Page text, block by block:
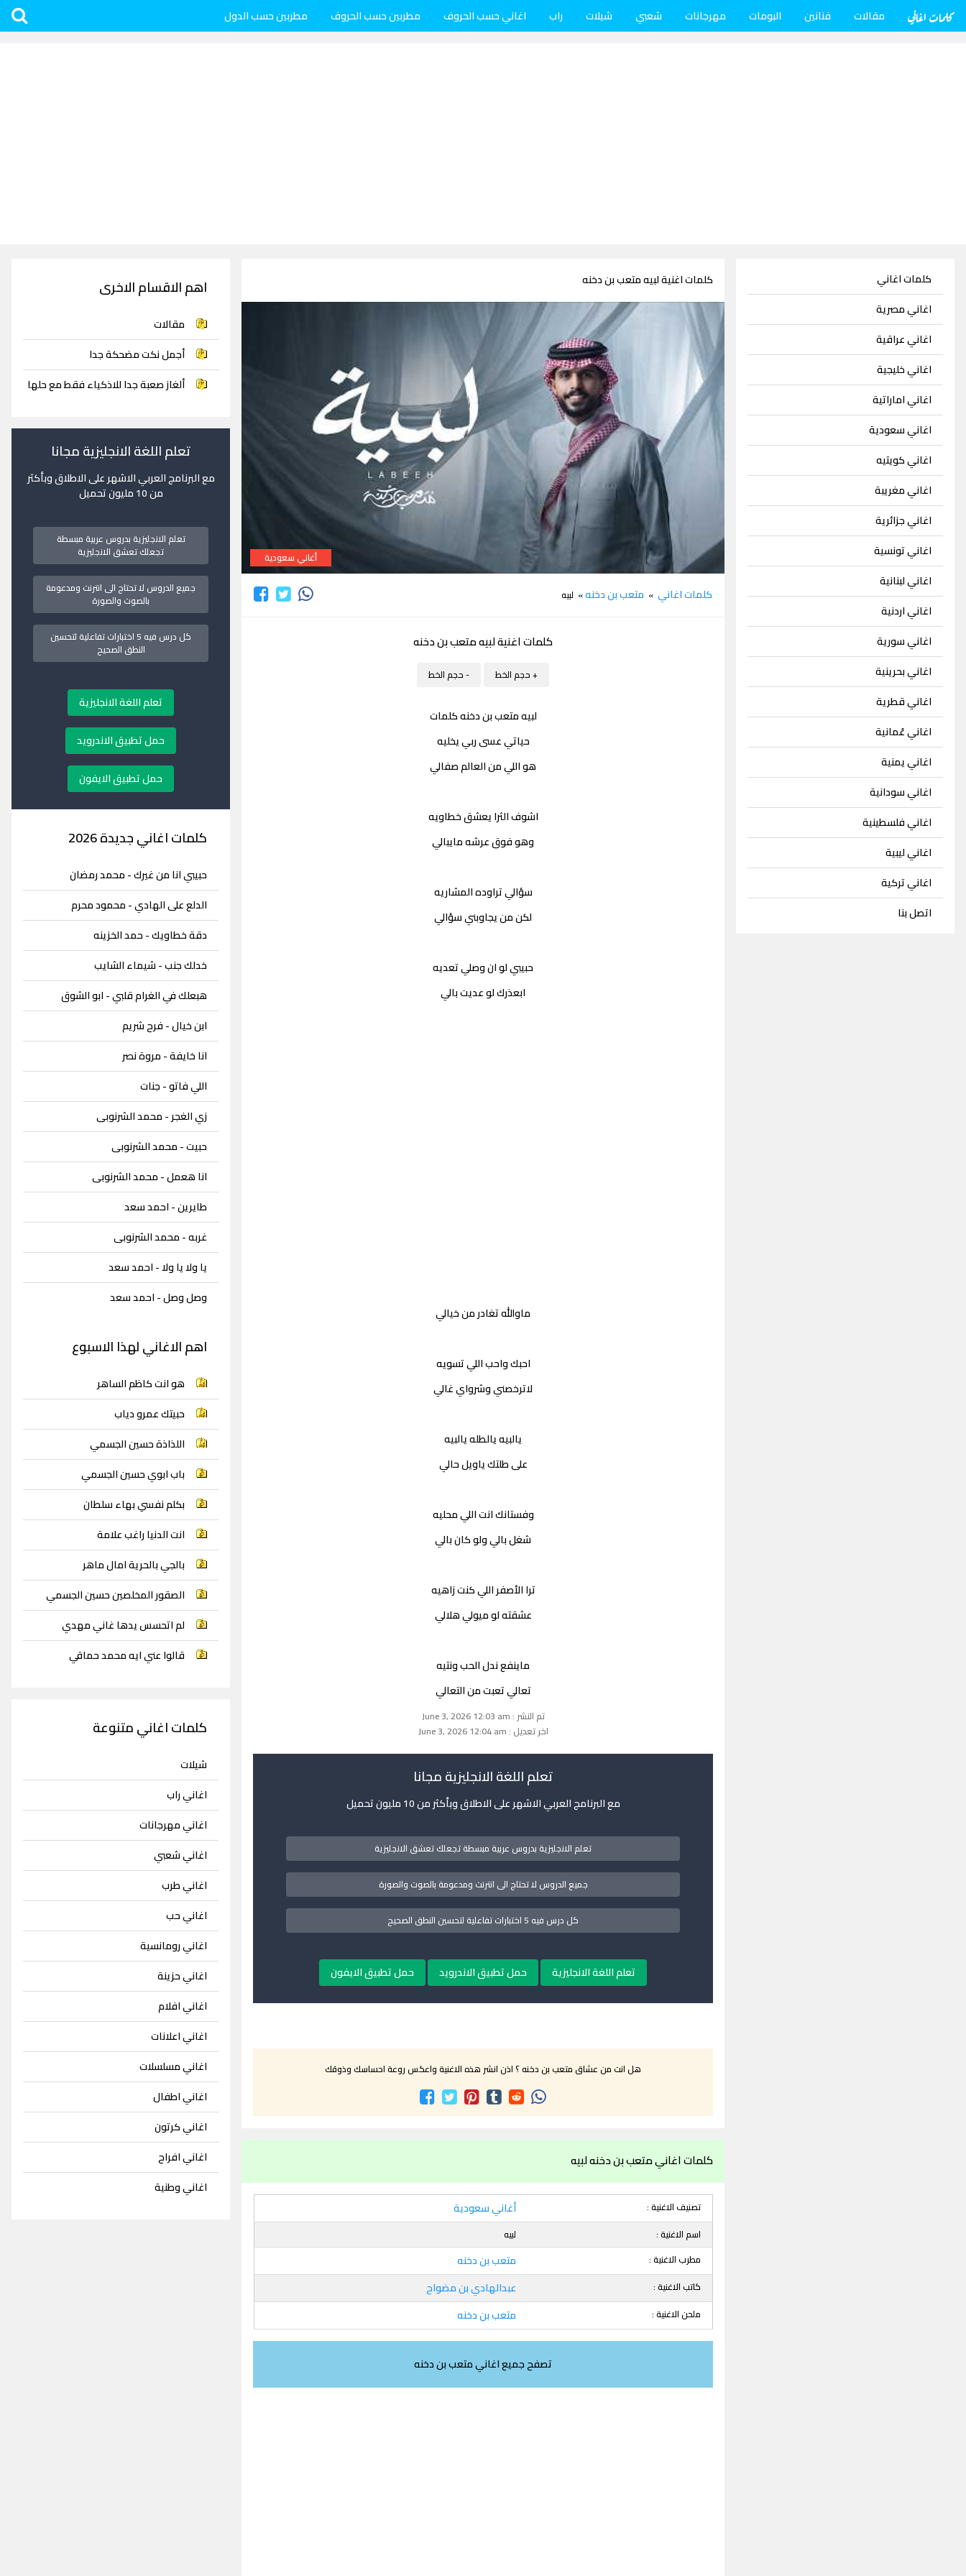
كلمات اغاني مقالات فنانين البومات مهرجانات شعبي شيلات راب اغاني حسب الحروف مطربين حسب الحروف مطربين حسب الدول
كلمات اغاني
اغاني مصرية
اغاني عراقية
اغاني خليجية
اغاني اماراتية
اغاني سعودية
اغاني كويتيه
اغاني مغريبة
اغاني جزائرية
اغاني تونسية
اغاني لبنانية
اغاني اردنية
اغاني سورية
اغاني بحرينية
اغاني قطرية
اغاني عُمانية
اغاني يمنية
اغاني سودانية
اغاني فلسطينية
اغاني ليبية
اغاني تركية
اتصل بنا
كلمات اغنية لبيه متعب بن دخنه
أغاني سعودية
كلمات اغاني » متعب بن دخنه» لبيه
كلمات اغنية لبيه متعب بن دخنه
+ حجم الخط - حجم الخط
لبيه متعب بن دخنه كلمات
حياتي عسى ربي يخليه
هو اللي من العالم صفالي
اشوف الثرا يعشق خطاويه
وهو فوق عرشه مايبالي
سؤالي تراوده المشاريه
لكن من يجاوبني سؤالي
حبيبي لو ان وصلي تعديه
ابعذرك لو عديت بالي
ماوالله تغادر من خيالي
احبك واحب اللي تسويه
لاترخصني وشرواي غالي
يالبيه يالطله يالبيه
على طلتك ياويل حالي
وفستانك انت اللي محليه
شغل بالي ولو كان بالي
ترا الأصفر اللي كنت زاهيه
عشقته لو ميولي هلالي
ماينفع ندل الحب ونتيه
تعالي تعبت من التعالي
تم النشر : June 3, 2026 12:03 am
اخر تعديل : June 3, 2026 12:04 am
تعلم اللغة الانجليزية مجانا
مع البرنامج العربي الاشهر على الاطلاق وبأكثر من 10 مليون تحميل
تعلم الانجليزية بدروس عربية مبسطة تجعلك تعشق الانجليزية
جميع الدروس لا تحتاج الى انترنت ومدعومة بالصوت والصورة
كل درس فيه 5 اختبارات تفاعلية لتحسين النطق الصحيح
تعلم اللغة الانجليزية حمل تطبيق الاندرويد حمل تطبيق الايفون
هل انت من عشاق متعب بن دخنه ؟ اذن انشر هذه الاغنية واعكس روعة احساسك وذوقك
كلمات اغاني متعب بن دخنه لبيه
تصنيف الاغنية : أغاني سعودية
اسم الاغنية :
لبيه
مطرب الاغنية :
متعب بن دخنه
كاتب الاغنية : عبدالهادي بن مضواح
ملحن الاغنية : متعب بن دخنه
تصفح جميع اغاني متعب بن دخنه
اهم الاقسام الاخرى
مقالات
أجمل نكت مضحكة جدا
ألغاز صعبة جدا للاذكياء فقط مع حلها
تعلم اللغة الانجليزية مجانا
مع البرنامج العربي الاشهر على الاطلاق وبأكثر
من 10 مليون تحميل
تعلم الانجليزية بدروس عربية مبسطة
تجعلك تعشق الانجليزية
جميع الدروس لا تحتاج الى انترنت ومدعومة
بالصوت والصورة
كل درس فيه 5 اختبارات تفاعلية لتحسين
النطق الصحيح
تعلم اللغة الانجليزية
حمل تطبيق الاندرويد
حمل تطبيق الايفون
كلمات اغاني جديدة 2026
حبيبي انا من غيرك - محمد رمضان
الدلع على الهادي - محمود محرم
دقة خطاويك - حمد الخزينه
خدلك جنب - شيماء الشايب
هبعلك في الغرام قلبي - ابو الشوق
ابن خيال - فرح شريم
انا خايفة - مروة نصر
اللي فاتو - جنات
زي الغجر - محمد الشرنوبى
حبيت - محمد الشرنوبى
انا هعمل - محمد الشرنوبى
طايرين - احمد سعد
غربه - محمد الشرنوبى
يا ولا يا ولا - احمد سعد
وصل وصل - احمد سعد
اهم الاغاني لهذا الاسبوع
هو انت كاظم الساهر
حبيتك عمرو دياب
اللذاذة حسين الجسمي
باب ابوي حسين الجسمي
بكلم نفسي بهاء سلطان
انت الدنيا راغب علامة
بالجي بالحرية امال ماهر
الصقور المخلصين حسين الجسمي
لم اتحسس يدها غاني مهدي
قالوا عني ايه محمد حماقي
كلمات اغاني متنوعة
شيلات
اغاني راب
اغاني مهرجانات
اغاني شعبي
اغاني طرب
اغاني حب
اغاني رومانسية
اغاني حزينة
اغاني افلام
اغاني اعلانات
اغاني مسلسلات
اغاني اطفال
اغاني كرتون
اغاني افراح
اغاني وطنية